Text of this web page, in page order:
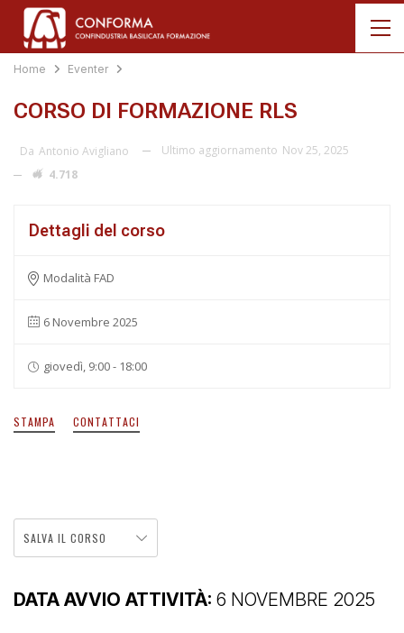
Home Eventer
CORSO DI FORMAZIONE RLS
Da Antonio Avigliano Ultimo aggiornamento Nov 25, 2025
4.718
Dettagli del corso
Modalità FAD
6 Novembre 2025
giovedì, 9:00 - 18:00
STAMPA CONTATTACI
SALVA IL CORSO
DATA AVVIO ATTIVITÀ: 6 NOVEMBRE 2025